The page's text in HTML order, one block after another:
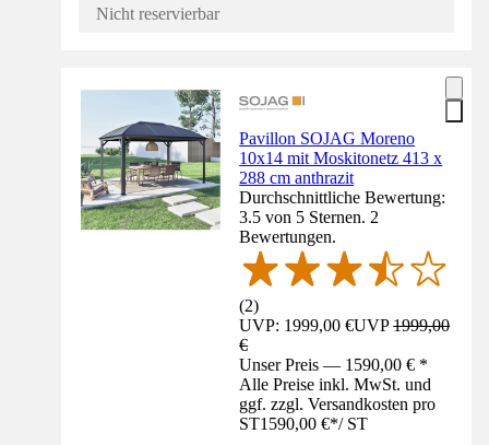
Nicht reservierbar
Pavillon SOJAG Moreno
10x14 mit Moskitonetz 413 x
288 cm anthrazit
Durchschnittliche Bewertung:
3.5 von 5 Sternen. 2
Bewertungen.
(2)
UVP: 1999,00 €UVP1999,00
€
Unser Preis — 1590,00 € *
Alle Preise inkl. MwSt. und
ggf. zzgl. Versandkosten pro
ST1590,00 €*/ ST